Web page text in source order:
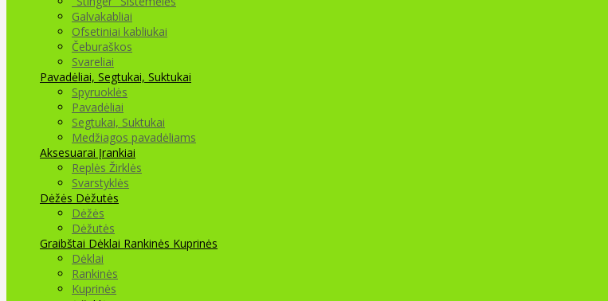
Galvakabliai
Ofsetiniai kabliukai
Čeburaškos
Svareliai
Pavadėliai, Segtukai, Suktukai
Spyruoklės
Pavadėliai
Segtukai, Suktukai
Medžiagos pavadėliams
Aksesuarai Įrankiai
Replės Žirklės
Svarstyklės
Dėžės Dėžutės
Dėžės
Dėžutės
Graibštai Dėklai Rankinės Kuprinės
Dėklai
Rankinės
Kuprinės